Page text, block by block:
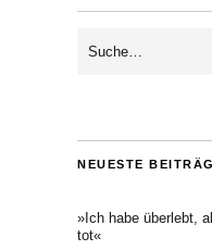
NEUESTE
»Ich habe überlebt,
tot«